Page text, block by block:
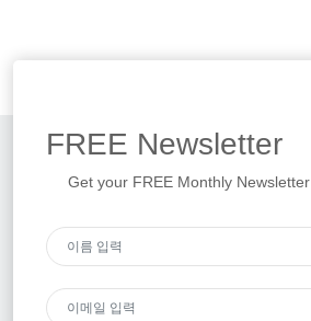
FREE Newsletter
Get your FREE Monthly Newsletter